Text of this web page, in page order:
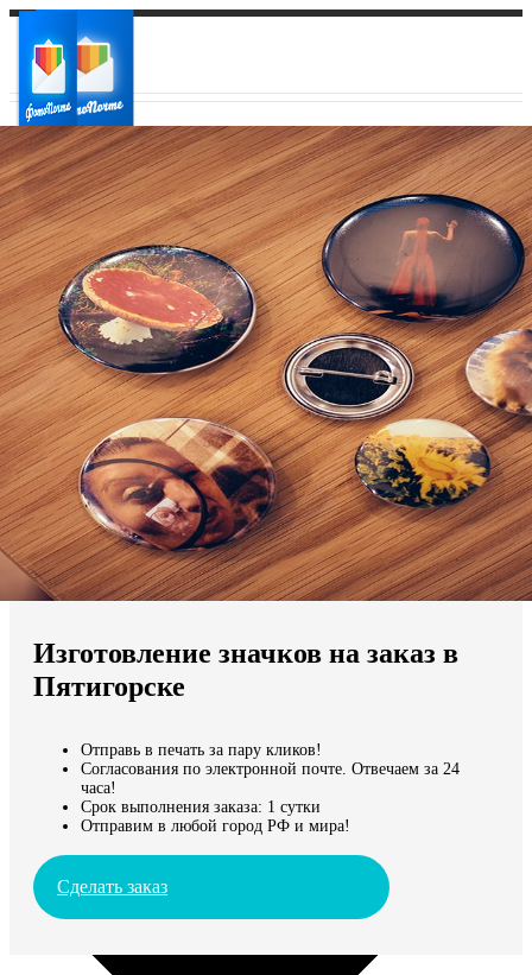
Ваш город:
Ваш регион доставки
Выберите из списка:
Мы доставляем по всему миру
Продолжить без города
Изготовление значков на заказ в
Пятигорске
Отправь в печать за пару кликов!
Согласования по электронной почте. Отвечаем за 24
часа!
Срок выполнения заказа: 1 сутки
Отправим в любой город РФ и мира!
Сделать заказ